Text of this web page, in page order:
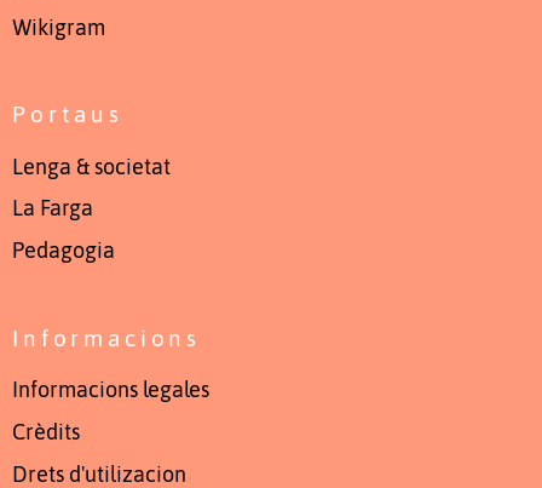
Wikigram
Portaus
Lenga & societat
La Farga
Pedagogia
Informacions
Informacions legales
Crèdits
Drets d'utilizacion